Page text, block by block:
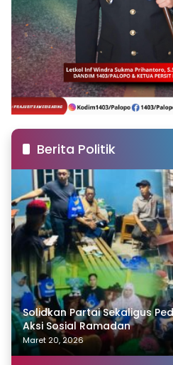
Berita Politik
Solidkan Partai Sekaligus
Aksi Sosial Ramadan
Maret 20, 2026